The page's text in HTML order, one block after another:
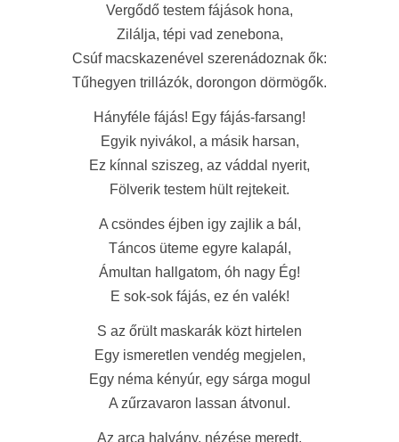
Vergődő testem fájások hona,
Zilálja, tépi vad zenebona,
Csúf macskazenével szerenádoznak ők:
Tűhegyen trillázók, dorongon dörmögők.
Hányféle fájás! Egy fájás-farsang!
Egyik nyivákol, a másik harsan,
Ez kínnal sziszeg, az váddal nyerit,
Fölverik testem hült rejtekeit.
A csöndes éjben igy zajlik a bál,
Táncos üteme egyre kalapál,
Ámultan hallgatom, óh nagy Ég!
E sok-sok fájás, ez én valék!
S az őrült maskarák közt hirtelen
Egy ismeretlen vendég megjelen,
Egy néma kényúr, egy sárga mogul
A zűrzavaron lassan átvonul.
Az arca halvány, nézése meredt,